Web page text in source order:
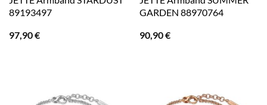
89193497
97,90€
GARDEN 88970764
90,90€